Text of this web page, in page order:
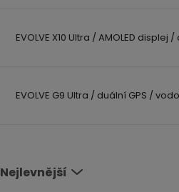
EVOLVE X10 Ultra / AMOLED
EVOLVE G9 Ultra / duální GPS /
Nejlevnější